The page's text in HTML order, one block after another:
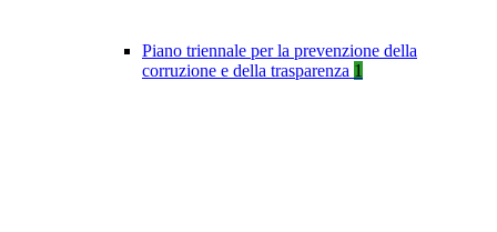
Piano triennale per la prevenzione della
corruzione e della trasparenza 1